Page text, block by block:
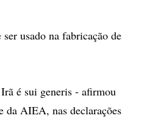
usado na fabricação de
é sui generis - afirmou
da AIEA, nas declarações